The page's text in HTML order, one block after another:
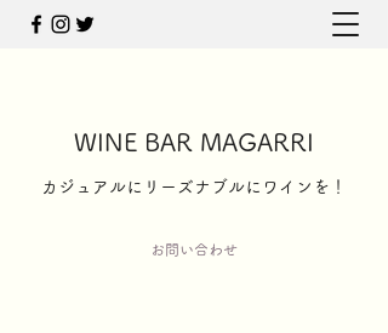
WINE BAR MAGARRI
​カジュアルにリーズナブルにワインを！
お問い合わせ